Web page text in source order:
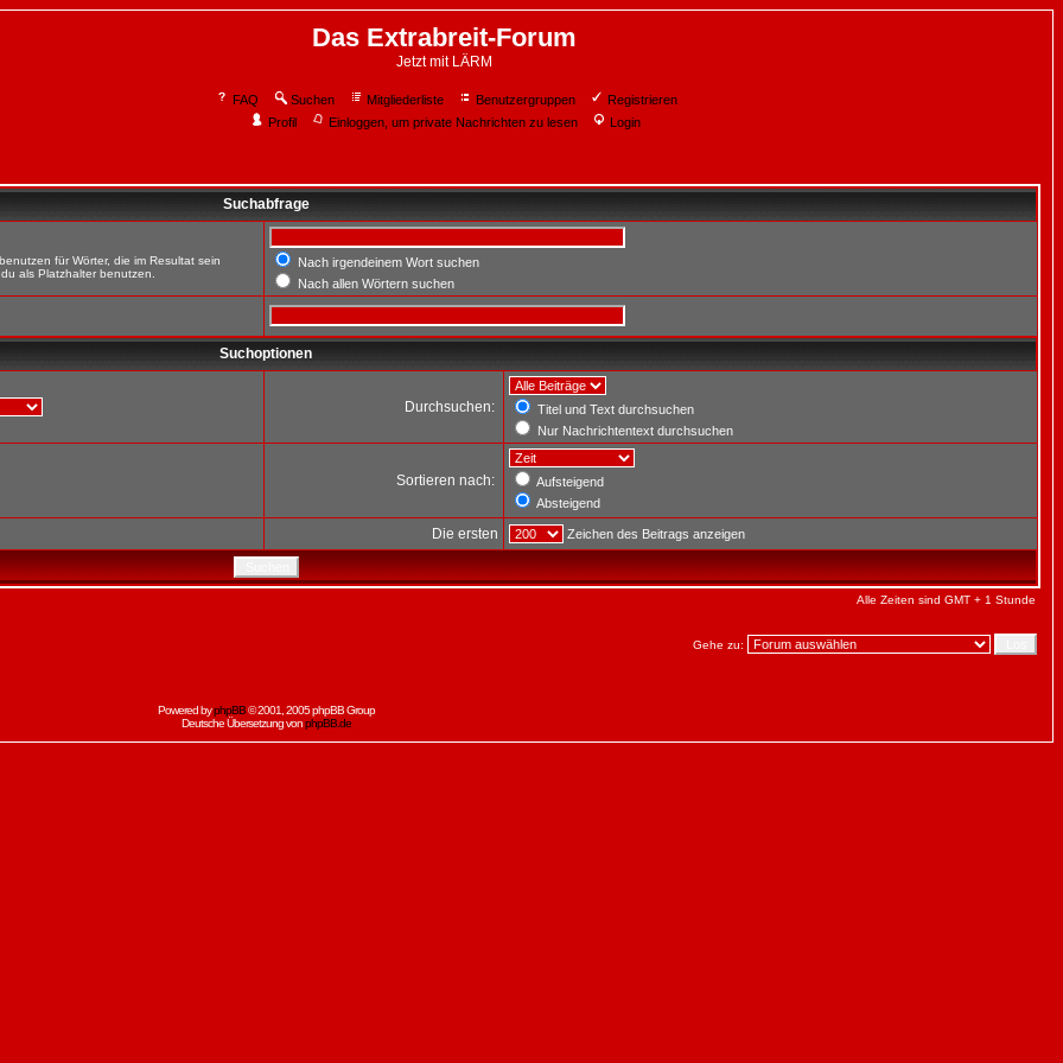
Das Extrabreit-Forum
Jetzt mit LÄRM
FAQ Suchen Mitgliederliste Benutzergruppen
Registrieren
Profil
Einloggen, um private Nachrichten zu lesen Login
Suchabfrage
für Wörter, die im Resultat sein
als Platzhalter benutzen.
Nach irgendeinem Wort suchen
Nach allen Wörtern suchen
Suchoptionen
Durchsuchen:
Titel und Text durchsuchen
Nur Nachrichtentext durchsuchen
Sortieren nach:
Aufsteigend
Absteigend
Die ersten Zeichen des Beitrags anzeigen
Alle Zeiten sind GMT + 1 Stunde
Gehe zu:
Powered byphpBB© 2001, 2005 phpBB Group
Deutsche Übersetzung vonphpBB.de